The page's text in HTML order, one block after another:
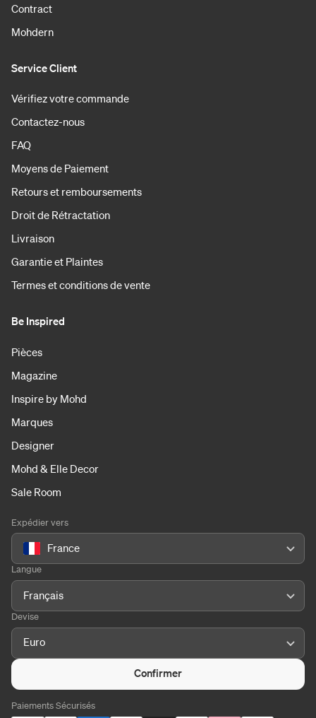
Contract
Mohdern
Service Client
Vérifiez votre commande
Contactez-nous
FAQ
Moyens de Paiement
Retours et remboursements
Droit de Rétractation
Livraison
Garantie et Plaintes
Termes et conditions de vente
Be Inspired
Pièces
Magazine
Inspire by Mohd
Marques
Designer
Mohd & Elle Decor
Sale Room
Expédier vers
France
Langue
Français
Devise
Euro
Confirmer
Paiements Sécurisés